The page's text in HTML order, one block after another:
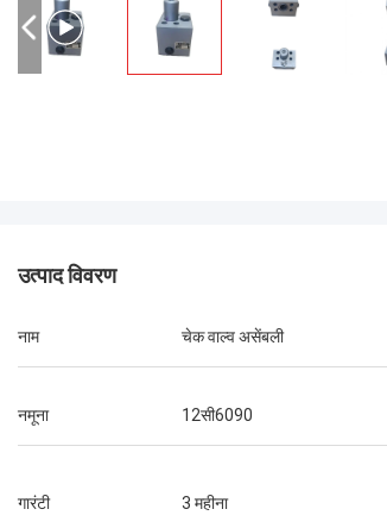
उत्पाद विवरण
नाम चेक वाल्व असेंबली
नमूना 12सी6090
गारंटी 3 महीना